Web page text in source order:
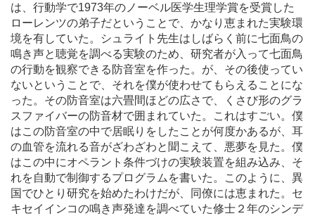
は、行動学で1973年のノーベル医学生理学賞を受賞した
ローレンツの弟子だということで、かなり恵まれた実験環
境を有していた。シュライト先生はしばらく前に七面鳥の
鳴き声と聴覚を調べる実験のため、研究者が入って七面鳥
の行動を観察できる防音室を作った。が、その後使ってい
ないということで、それを僕が使わせてもらえることにな
った。その防音室は六畳間ほどの広さで、くさび形のグラ
スファイバーの防音材で囲まれていた。これはすごい。僕
はこの防音室の中で居眠りをしたことが何度かあるが、耳
の血管を流れる音がざわざわと聞こえて、悪夢を見た。僕
はこの中にオペラント条件づけの実験装置を組み込み、そ
れを自動で制御するプログラムを書いた。このように、異
国でひとり研究を始めたわけだが、同僚には恵まれた。セ
キセイインコの鳴き声発達を調べていた修士２年のシンデ